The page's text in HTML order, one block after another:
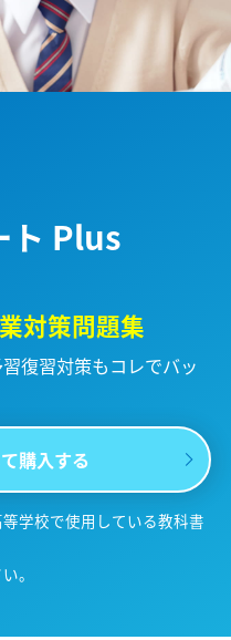
ト Plus
対策問題集
復習対策もコレでバッ
購入する
学校で使用している教科書
。